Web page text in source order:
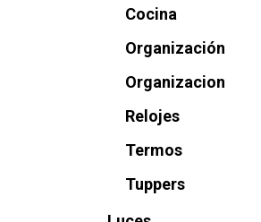
Cocina
Organización
Organizacion
Relojes
Termos
Tuppers